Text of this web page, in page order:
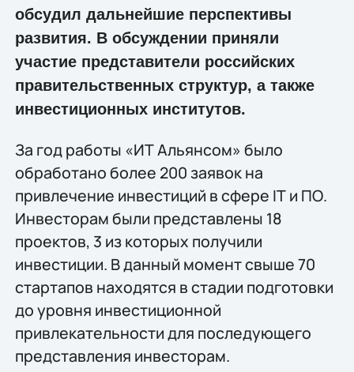
обсудил дальнейшие перспективы
развития. В обсуждении приняли
участие представители российских
правительственных структур, а также
инвестиционных институтов.
За год работы «ИТ Альянсом» было
обработано более 200 заявок на
привлечение инвестиций в сфере IТ и ПО.
Инвесторам были представлены 18
проектов, 3 из которых получили
инвестиции. В данный момент свыше 70
стартапов находятся в стадии подготовки
до уровня инвестиционной
привлекательности для последующего
представления инвесторам.